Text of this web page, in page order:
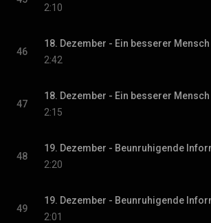
2:10
46
18. Dezember - Ein besserer Mensch
2:42
47
18. Dezember - Ein besserer Mensch
2:15
48
2:20
49
2:01